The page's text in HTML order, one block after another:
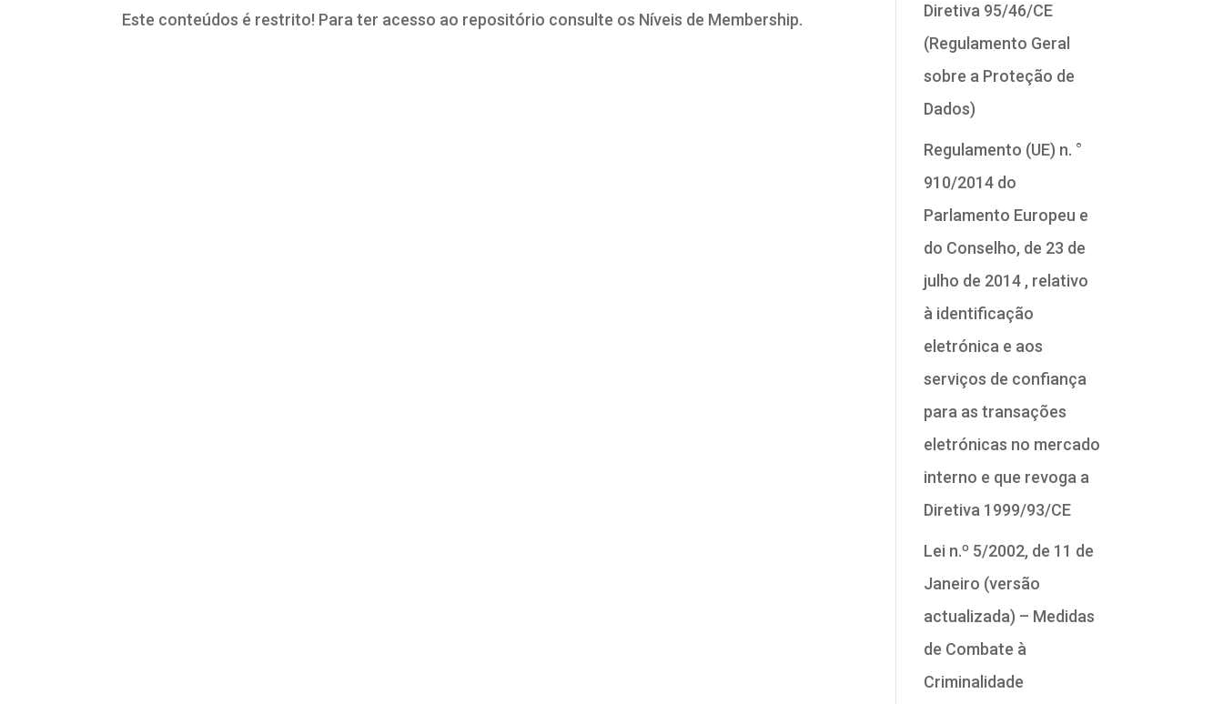
Este conteúdos é restrito! Para ter acesso ao repositório consulte os Níveis de Membership.
Diretiva 95/46/CE
(Regulamento Geral
sobre a Proteção de
Dados)
Regulamento (UE) n. °
910/2014 do
Parlamento Europeu e
do Conselho, de 23 de
julho de 2014 , relativo
à identificação
eletrónica e aos
serviços de confiança
para as transações
eletrónicas no mercado
interno e que revoga a
Diretiva 1999/93/CE
Lei n.º 5/2002, de 11 de
Janeiro (versão
actualizada) – Medidas
de Combate à
Criminalidade